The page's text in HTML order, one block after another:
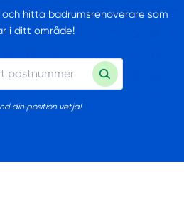
hitta badrumsrenoverare som
i ditt område!
din position vetja!